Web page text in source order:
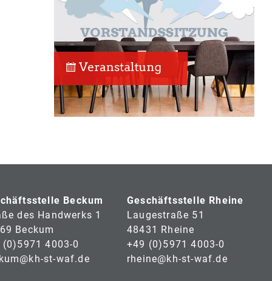
Beckum
des Handwerks 1
Beckum
(0)5971 4003-0
st-waf.de
Geschäftsstelle Rheine
Laugestraße 51
48431 Rheine
+49 (0)5971 4003-0
rheine@kh-st-waf.de